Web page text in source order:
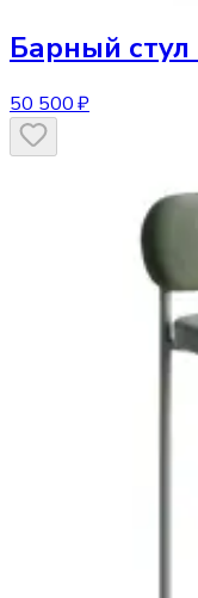
Барный стул
50 500 ₽